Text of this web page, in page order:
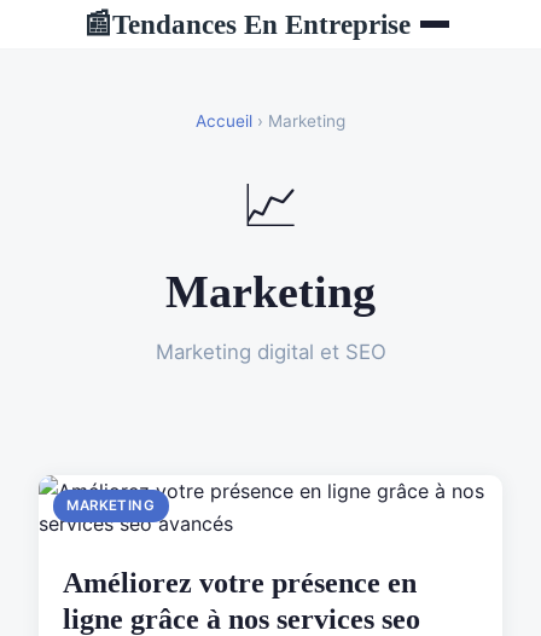
📰Tendances En Entreprise
Accueil › Marketing
📈
Marketing
Marketing digital et SEO
MARKETING
Améliorez votre présence en
ligne grâce à nos services seo